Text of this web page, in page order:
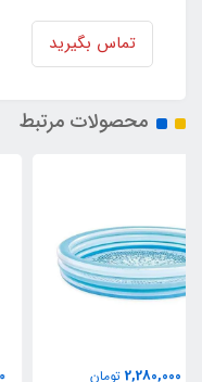
تماس بگیرید
محصولات مرتبط
3,850,000 تومان